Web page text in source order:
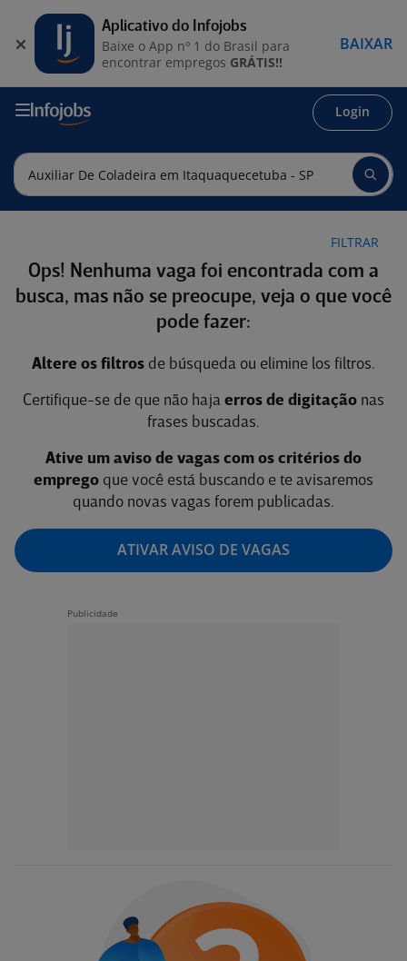
Login
FILTRAR
Ops! Nenhuma vaga foi encontrada com a
busca, mas não se preocupe, veja o que você
pode fazer:
Altere os filtros de búsqueda ou elimine los filtros.
Certifique-se de que não haja erros de digitação nas
frases buscadas.
Ative um aviso de vagas com os critérios do
emprego que você está buscando e te avisaremos
quando novas vagas forem publicadas.
ATIVAR AVISO DE VAGAS
Aplicativo do Infojobs
Baixe o App nº 1 do Brasil para
encontrar empregos GRÁTIS!!
BAIXAR